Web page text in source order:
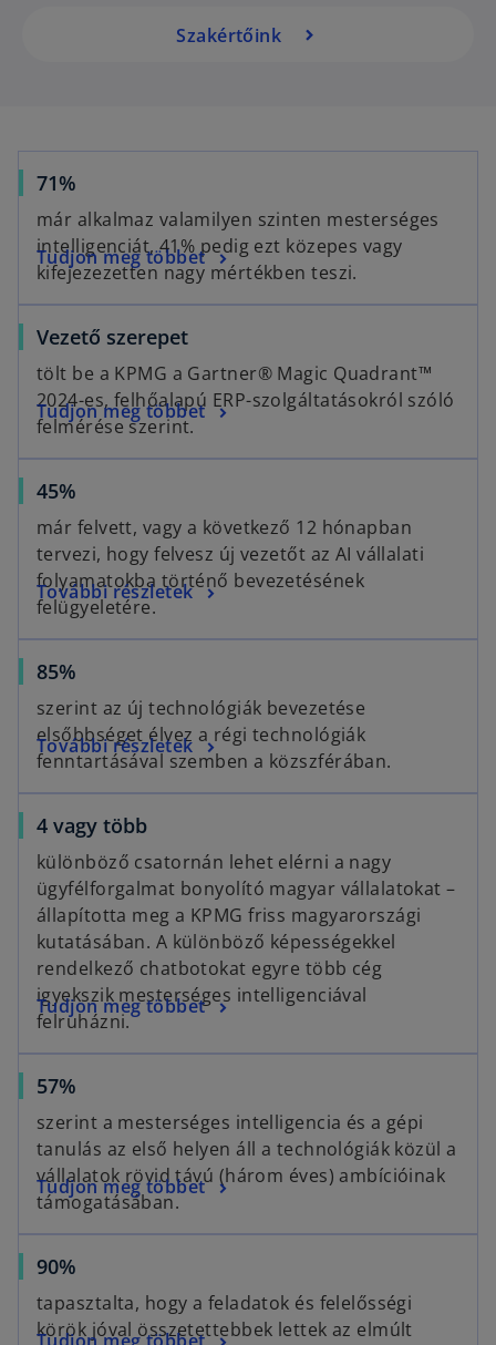
Szakértőink
71%
már alkalmaz valamilyen szinten mesterséges
intelligenciát, 41% pedig ezt közepes vagy
kifejezezetten nagy mértékben teszi.
Tudjon meg többet
Vezető szerepet
tölt be a KPMG a Gartner® Magic Quadrant™
2024-es, felhőalapú ERP-szolgáltatásokról szóló
felmérése szerint.
Tudjon meg többet
45%
már felvett, vagy a következő 12 hónapban
tervezi, hogy felvesz új vezetőt az AI vállalati
folyamatokba történő bevezetésének
felügyeletére.
További részletek
85%
szerint az új technológiák bevezetése
elsőbbséget élvez a régi technológiák
fenntartásával szemben a közszférában.
További részletek
4 vagy többo
e
n
s
i
n
a
e
t
a
b
különböző csatornán lehet elérni a nagy
ügyfélforgalmat bonyolító magyar vállalatokat –
állapította meg a KPMG friss magyarországi
kutatásában. A különböző képességekkel
rendelkező chatbotokat egyre több cég
igyekszik mesterséges intelligenciával
felruházni.
Tudjon meg többet
o
p
e
n
i
a
w
t
a
57%
p
e
n
s
i
n
n
e
szerint a mesterséges intelligencia és a gépi
tanulás az első helyen áll a technológiák közül a
vállalatok rövid távú (három éves) ambícióinak
támogatásában.
Tudjon meg többet
o
p
e
n
s
i
90%
e
tapasztalta, hogy a feladatok és felelősségi
körök jóval összetettebbek lettek az elmúlt
o